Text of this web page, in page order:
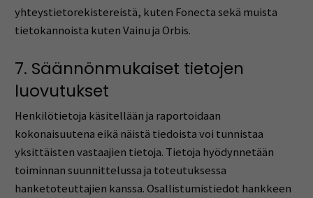
yhteystietorekistereistä, kuten Fonecta sekä muista
tietokannoista kuten Vainu ja Orbis.
7. Säännönmukaiset tietojen
luovutukset
Henkilötietoja käsitellään ja raportoidaan
kokonaisuutena eikä näistä tiedoista voi tunnistaa
yksittäisten vastaajien tietoja. Tietoja hyödynnetään
toiminnan suunnittelussa ja toteutuksessa
hanketoteuttajien kanssa. Osallistumistiedot hankkeen